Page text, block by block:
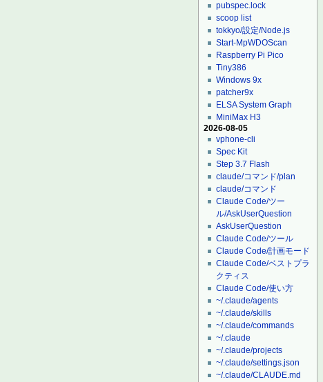
pubspec.lock
scoop list
tokkyo/設定/Node.js
Start-MpWDOScan
Raspberry Pi Pico
Tiny386
Windows 9x
patcher9x
ELSA System Graph
MiniMax H3
2026-08-05
vphone-cli
Spec Kit
Step 3.7 Flash
claude/コマンド/plan
claude/コマンド
Claude Code/ツー
ル/AskUserQuestion
AskUserQuestion
Claude Code/ツール
Claude Code/計画モード
Claude Code/ベストプラ
クティス
Claude Code/使い方
~/.claude/agents
~/.claude/skills
~/.claude/commands
~/.claude
~/.claude/projects
~/.claude/settings.json
~/.claude/CLAUDE.md